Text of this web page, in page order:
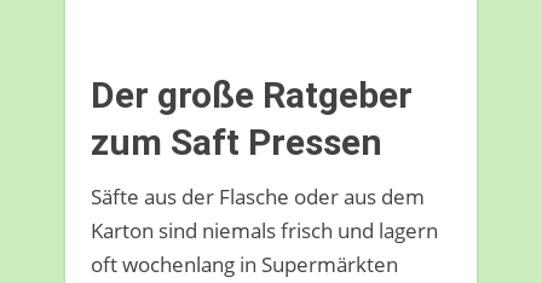
Der große Ratgeber
zum Saft Pressen
Säfte aus der Flasche oder aus dem
Karton sind niemals frisch und lagern
oft wochenlang in Supermärkten